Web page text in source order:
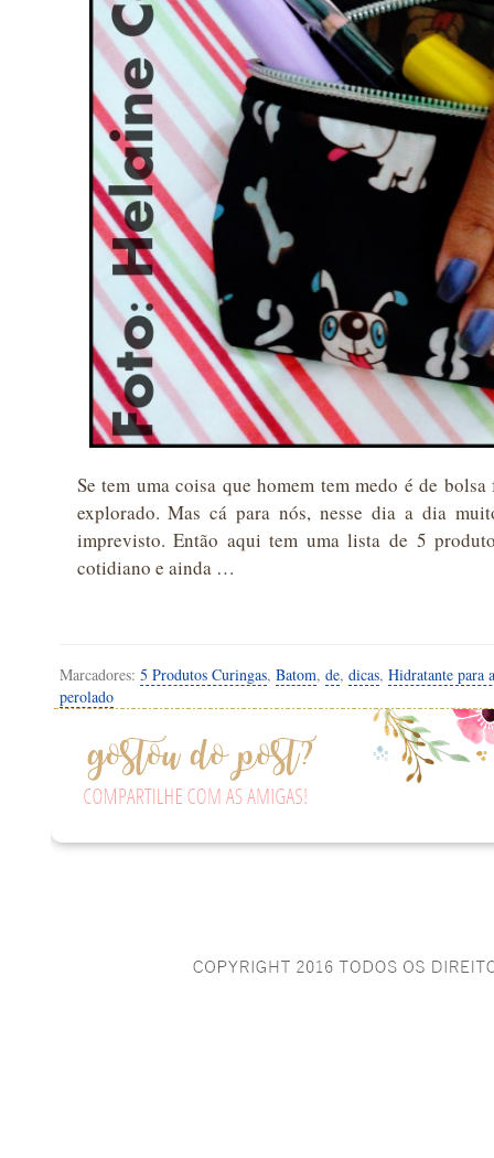
Se tem uma coisa que homem tem medo é de
explorado. Mas cá para nós, nesse dia a dia
imprevisto. Então aqui tem uma lista de 5
cotidiano e ainda …
Marcadores: 5 Produtos Curingas, Batom, de, dicas, Hidratante para
perolado